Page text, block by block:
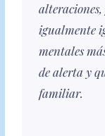
igualmente
mentales
de alerta y
familiar.